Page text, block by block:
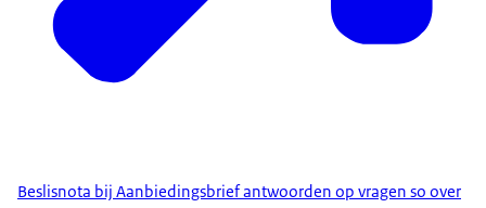
Beslisnota bij Aanbiedingsbrief antwoorden op vragen so over